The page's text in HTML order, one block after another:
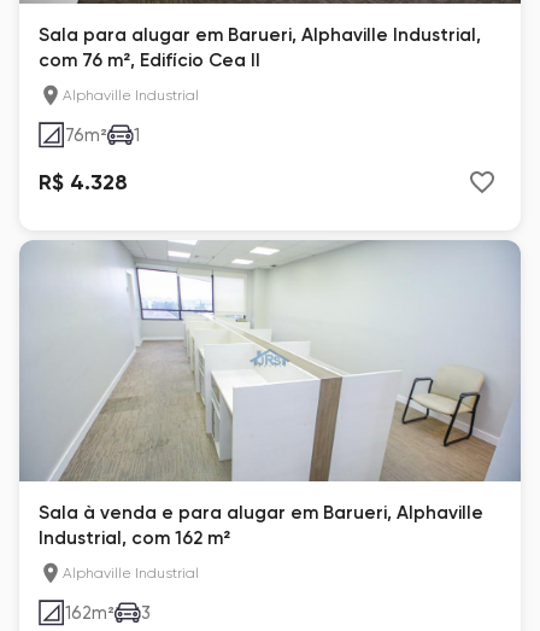
Sala para alugar em Barueri, Alphaville Industrial,
com 76 m², Edifício Cea II
Alphaville Industrial
76m² 1
R$ 4.328
Sala à venda e para alugar em Barueri, Alphaville
Industrial, com 162 m²
Alphaville Industrial
162m² 3